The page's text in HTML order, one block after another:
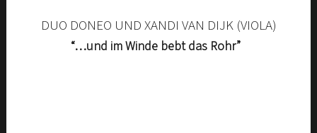
DUO DONEO UND XAN­DI VAN DIJK (VIO­LA)
“…und im Win­de bebt das Rohr”